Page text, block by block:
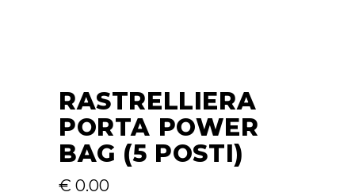
RASTRELLIERA
PORTA POWER
BAG (5 POSTI)
€ 0.00